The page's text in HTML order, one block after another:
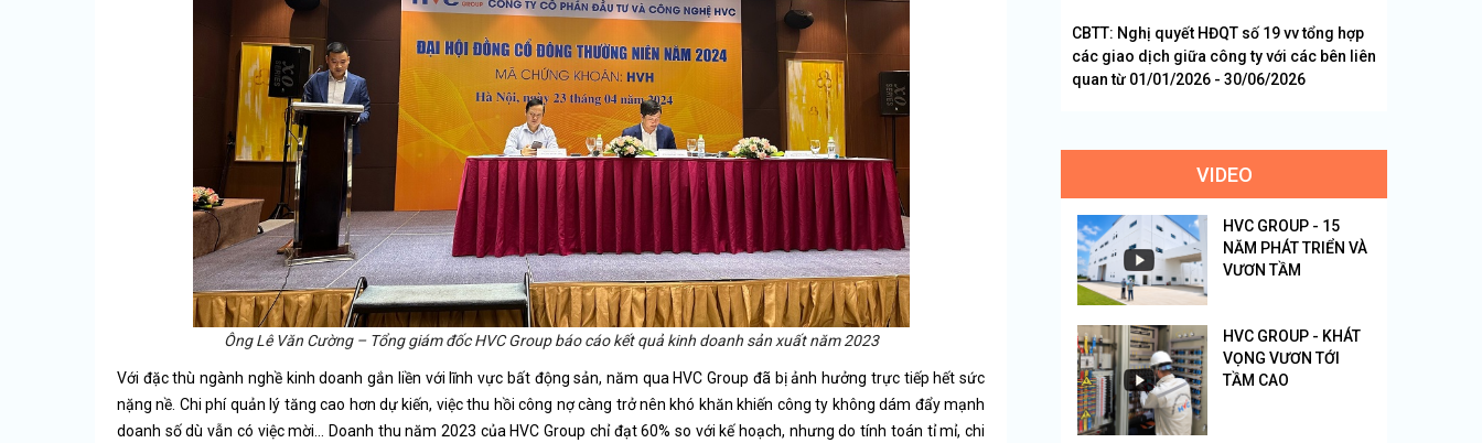
Ông Lê Văn Cường – Tổng giám đốc HVC Group báo cáo kết quả kinh doanh sản xuất năm 2023
Với đặc thù ngành nghề kinh doanh gắn liền với lĩnh vực bất động sản, năm qua HVC Group đã bị ảnh hưởng trực tiếp hết sức
nặng nề. Chi phí quản lý tăng cao hơn dự kiến, việc thu hồi công nợ càng trở nên khó khăn khiến công ty không dám đẩy mạnh
doanh số dù vẫn có việc mời… Doanh thu năm 2023 của HVC Group chỉ đạt 60% so với kế hoạch, nhưng do tính toán tỉ mỉ, chi
CBTT: Nghị quyết HĐQT số 19 vv tổng hợp
các giao dịch giữa công ty với các bên liên
quan từ 01/01/2026 - 30/06/2026
VIDEO
HVC GROUP - 15
NĂM PHÁT TRIỂN VÀ
VƯƠN TẦM
HVC GROUP - KHÁT
VỌNG VƯƠN TỚI
TẦM CAO